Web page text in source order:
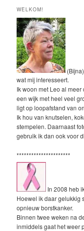
WELKOM!
wat mij interesseert.
Ik woon met Leo al
een wijk met heel veel
ligt op loopafstand van
Ik hou van knutselen,
stempelen. Daarnaast
gebruik ik dan ook voor
**********************
In 2008 heb
Hoewel ik daar gelukkig
opnieuw borstkanker.
Binnen twee weken na
inmiddels gaat het weer